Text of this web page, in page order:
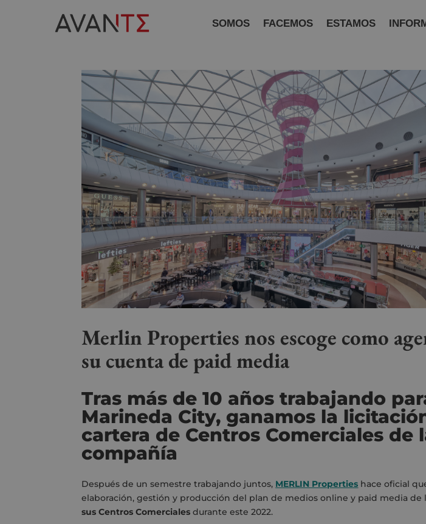
SOMOS FACEMOS ESTAMOS
Merlin Properties nos escoge como
su cuenta de paid media
Tras más de 10 años trabajando
Marineda City, ganamos la
cartera de Centros Comerciales de
compañía
Después de un semestre trabajando juntos, MERLIN Properties hace oficial
elaboración, gestión y producción del plan de medios online y paid media de
sus Centros Comerciales durante este 2022.